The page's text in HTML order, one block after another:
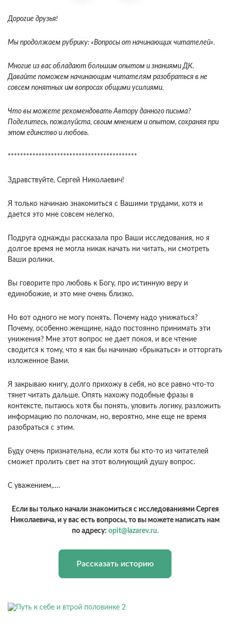
Дорогие друзья!
Мы продолжаем рубрику: «Вопросы от начинающих читателей».
Многие из вас обладают большим опытом и знаниями ДК.
Давайте поможем начинающим читателям разобраться в не
совсем понятных им вопросах общими усилиями.
Что вы можете рекомендовать Автору данного письма?
Поделитесь, пожалуйста, своим мнением и опытом, сохраняя при
этом единство и любовь.
******************************************
Здравствуйте, Сергей Николаевич!
Я только начинаю знакомиться с Вашими трудами, хотя и
дается это мне совсем нелегко.
Подруга однажды рассказала про Ваши исследования, но я
долгое время не могла никак начать ни читать, ни смотреть
Ваши ролики.
Вы говорите про любовь к Богу, про истинную веру и
единобожие, и это мне очень близко.
Но вот одного не могу понять. Почему надо унижаться?
Почему, особенно женщине, надо постоянно принимать эти
унижения? Мне этот вопрос не дает покоя, и все чтение
сводится к тому, что я как бы начинаю «брыкаться» и отторгать
изложенное Вами.
Я закрываю книгу, долго прихожу в себя, но все равно что-то
тянет читать дальше. Опять нахожу подобные фразы в
контексте, пытаюсь хотя бы понять, уловить логику, разложить
информацию по полочкам, но, вероятно, мне еще не время
разобраться с этим.
Буду очень признательна, если хотя бы кто-то из читателей
сможет пролить свет на этот волнующий душу вопрос.
С уважением,….
Если вы только начали знакомиться с исследованиями Сергея
Николаевича, и у вас есть вопросы, то вы можете написать нам
по адресу: opit@lazarev.ru.
Рассказать историю